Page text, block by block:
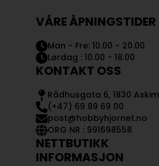
VÅRE ÅPNINGSTIDER
Man - Fre: 10.00 - 20.00
Lørdag : 10.00 - 18.00
KONTAKT OSS
Rådhusgata 6, 1830 Askim
(+47) 69 89 69 00
post@hobbyhjornet.no
ORG NR : 991698558
NETTBUTIKK
INFORMASJON